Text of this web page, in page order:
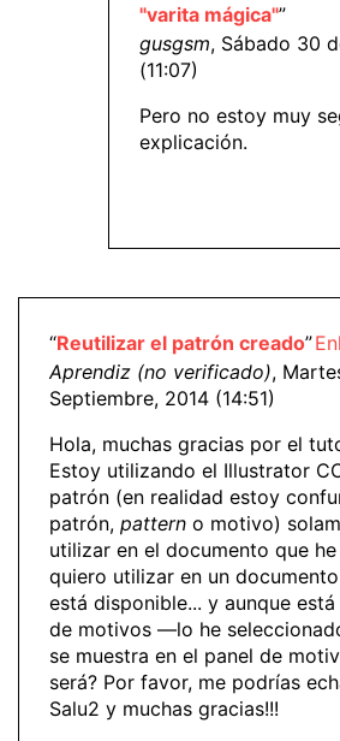
"varita mágica"”
gusgsm, Sábado 30
(11:07)
Pero no estoy muy
explicación.
“Reutilizar el patrón creado”
Aprendiz (no verificado),
Septiembre, 2014 (14:51)
Hola, muchas gracias por el
Estoy utilizando el Illustrator
patrón (en realidad estoy
patrón, pattern o motivo)
utilizar en el documento que
quiero utilizar en un
está disponible... y aunque
de motivos —lo he
se muestra en el panel de
será? Por favor, me podrías
Salu2 y muchas gracias!!!